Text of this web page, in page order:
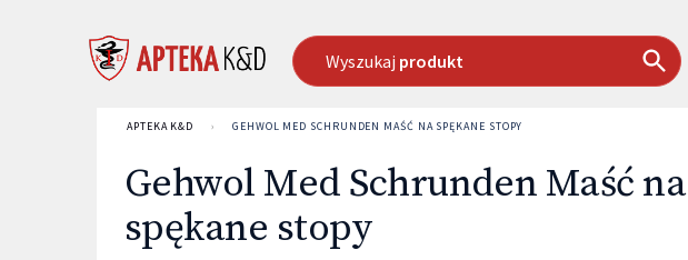
Wyszukaj produkt
APTEKA K&D › GEHWOL MED SCHRUNDEN MAŚĆ NA SPĘKANE STOPY
Gehwol Med Schrunden Maść na
spękane stopy